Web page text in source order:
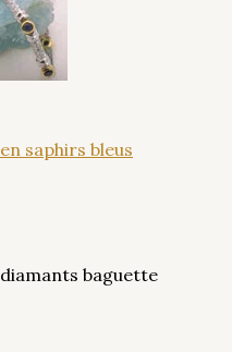
saphirs bleus
baguette